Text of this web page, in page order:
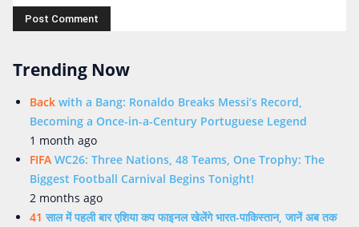
Trending Now
Back with a Bang: Ronaldo Breaks Messi’s Record,
Becoming a Once-in-a-Century Portuguese Legend
1 month ago
FIFA WC26: Three Nations, 48 Teams, One Trophy: The
Biggest Football Carnival Begins Tonight!
2 months ago
41 साल में पहली बार एशिया कप फाइनल खेलेंगे भारत-पाकिस्तान, जानें अब तक